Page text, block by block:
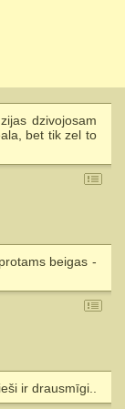
dzivojosam
bet tik zel to
beigas -
ir drausmīgi..